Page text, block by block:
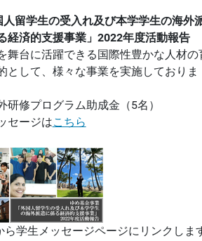
人留学生の受入れ及び本学学生の海外
経済的支援事業」2022年度活動報告
舞台に活躍できる国際性豊かな人材の
として、様々な事業を実施しておりま
修プログラム助成金（5名）
ージはこちら
ら学生メッセージページにリンクしま